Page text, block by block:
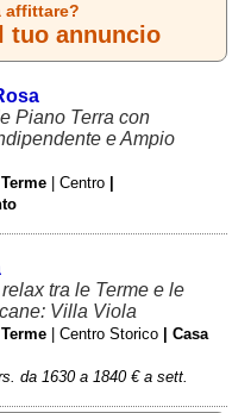
affittare?
tuo annuncio
Piano Terra con
e Ampio
| Centro
tra le Terme e le
Villa Viola
| Centro Storico | Casa
da 1630 a 1840 € a sett.